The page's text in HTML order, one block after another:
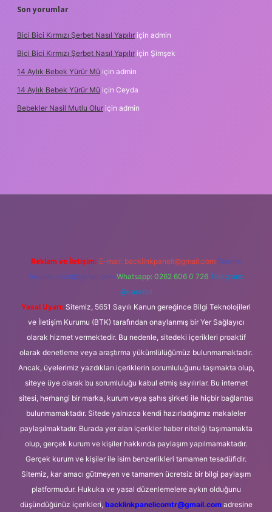
Son yorumlar
Bici Bici Kırmızı Şerbet Nasıl Yapılır için admin
Bici Bici Kırmızı Şerbet Nasıl Yapılır için Şimşek
14 Aylık Bebek Yürür Mü için admin
14 Aylık Bebek Yürür Mü için Ceyda
Bebekler Nasil Mutlu Olur için admin
Reklam ve İletişim: E-mail: backlinkpaneli@gmail.com Teams:
forumhizmeti@gmail.com Whatsapp: 0262 606 0 726 Telegram:
@karabul
Yasal Uyarı: Sitemiz, 5651 Sayılı Kanun gereğince Bilgi Teknolojileri
ve İletişim Kurumu (BTK) tarafından onaylanmış bir Yer Sağlayıcı
olarak hizmet vermektedir. Bu nedenle, sitedeki içerikleri proaktif
olarak denetleme veya araştırma yükümlülüğümüz bulunmamaktadır.
Ancak, üyelerimiz yazdıkları içeriklerin sorumluluğunu taşımakta olup,
siteye üye olarak bu sorumluluğu kabul etmiş sayılırlar. Bu internet
sitesi, herhangi bir marka, kurum veya şahıs şirketi ile hiçbir bağlantısı
bulunmamaktadır. Sitede yalnızca kendi hazırladığımız makaleler
paylaşılmaktadır. Burada yer alan içerikler haber niteliği taşımamakta
olup, gerçek kurum ve kişiler hakkında paylaşım yapılmamaktadır.
Gerçek kurum ve kişiler ile isim benzerlikleri tamamen tesadüfidir.
Sitemiz, kar amacı gütmeyen ve tamamen ücretsiz bir bilgi paylaşım
platformudur. Hukuka ve yasal düzenlemelere aykırı olduğunu
düşündüğünüz içerikleri, backlinkpanelicomtr@gmail.comadresine